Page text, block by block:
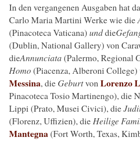
In den vergangenen Ausgaben hat
Carlo Maria Martini Werke wie die
(Pinacoteca Vaticana) unddie
(Dublin, National Gallery) von
dieAnnunciata (Palermo, Regional
Homo(Piacenza, Alberoni College)
Messina, die Geburtvon Lorenzo
Pinacoteca Tosio Martinengo), die
Lippi (Prato, Musei Civici), die
(Florenz, Uffizien), die Heilige
Mantegna(Fort Worth, Texas,